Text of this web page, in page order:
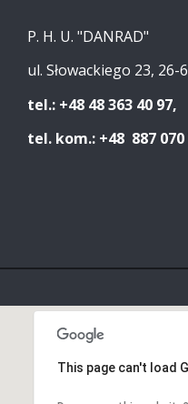
P. H. U. "DANRAD"
ul. Słowackiego 23, 26-
tel.: +48 48 363 40 97,
tel. kom.: +48 887 070
This page can't load